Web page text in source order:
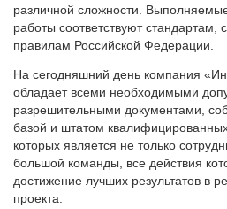
различной сложности.
работы соответствуют
правилам Российской Федерации.
На сегодняшний день компания
обладает всеми необходимыми
разрешительными документами,
базой и штатом
которых является не только
большой команды, все действия
достижение лучших результатов в
проекта.